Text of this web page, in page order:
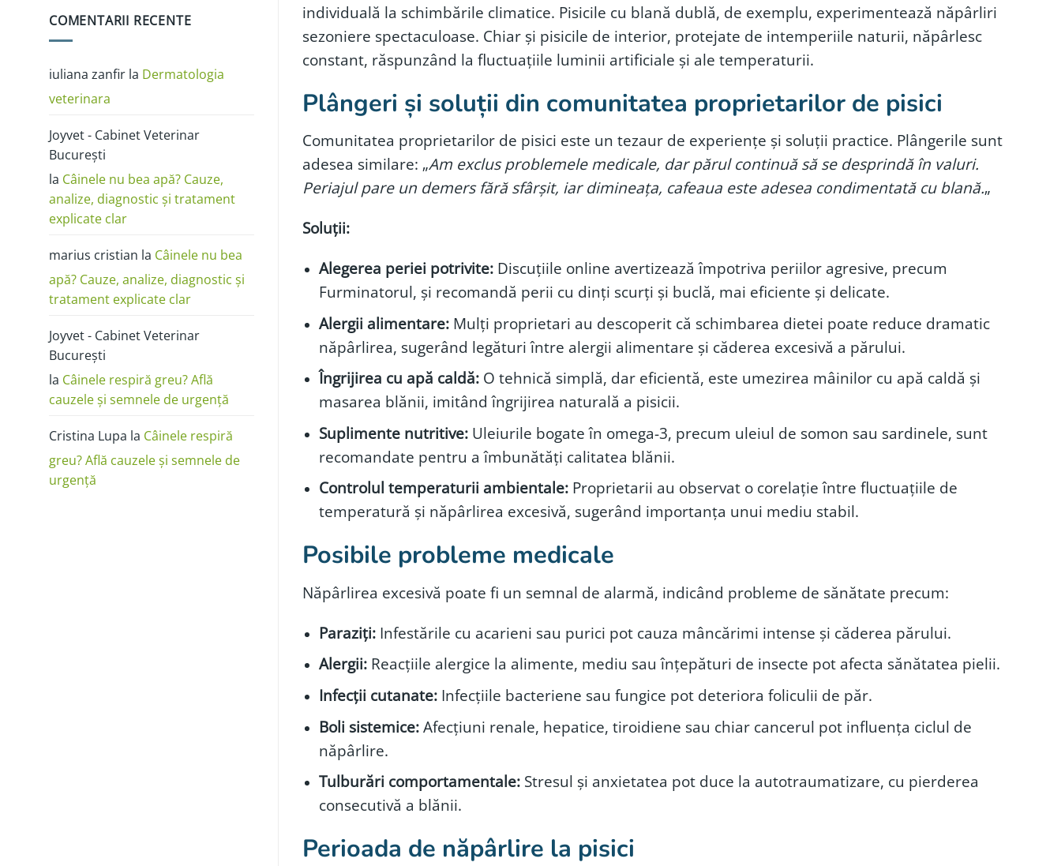
(FAVN):
ghid
Râia
cum
o
de
dermatită
COMENTARII RECENTE
iuliana zanfir la Dermatologia
veterinara
Joyvet - Cabinet Veterinar
București
la Câinele nu bea apă? Cauze,
analize, diagnostic și tratament
explicate clar
marius cristian la Câinele nu bea
apă? Cauze, analize, diagnostic și
tratament explicate clar
Joyvet - Cabinet Veterinar
București
la Câinele respiră greu? Află
cauzele și semnele de urgență
Cristina Lupa la Câinele respiră
greu? Află cauzele și semnele de
urgență
individuală la schimbările climatice. Pisicile cu blană dublă, de exemplu, experimentează năpârliri
sezoniere spectaculoase. Chiar și pisicile de interior, protejate de intemperiile naturii, năpârlesc
constant, răspunzând la fluctuațiile luminii artificiale și ale temperaturii.
Plângeri și soluții din comunitatea proprietarilor de pisici
Comunitatea proprietarilor de pisici este un tezaur de experiențe și soluții practice. Plângerile sunt
adesea similare: „Am exclus problemele medicale, dar părul continuă să se desprindă în valuri.
Periajul pare un demers fără sfârșit, iar dimineața, cafeaua este adesea condimentată cu blană.„
Soluții:
Alegerea periei potrivite:Discuțiile online avertizează împotriva periilor agresive, precum
Furminatorul, și recomandă perii cu dinți scurți și buclă, mai eficiente și delicate.
Alergii alimentare:Mulți proprietari au descoperit că schimbarea dietei poate reduce dramatic
năpârlirea, sugerând legături între alergii alimentare și căderea excesivă a părului.
Îngrijirea cu apă caldă:O tehnică simplă, dar eficientă, este umezirea mâinilor cu apă caldă și
masarea blănii, imitând îngrijirea naturală a pisicii.
Suplimente nutritive:Uleiurile bogate în omega-3, precum uleiul de somon sau sardinele, sunt
recomandate pentru a îmbunătăți calitatea blănii.
Controlul temperaturii ambientale:Proprietarii au observat o corelație între fluctuațiile de
temperatură și năpârlirea excesivă, sugerând importanța unui mediu stabil.
Posibile probleme medicale
Năpârlirea excesivă poate fi un semnal de alarmă, indicând probleme de sănătate precum:
Paraziți:Infestările cu acarieni sau purici pot cauza mâncărimi intense și căderea părului.
Alergii:Reacțiile alergice la alimente, mediu sau înțepături de insecte pot afecta sănătatea pielii.
Infecții cutanate:Infecțiile bacteriene sau fungice pot deteriora foliculii de păr.
Boli sistemice:Afecțiuni renale, hepatice, tiroidiene sau chiar cancerul pot influența ciclul de
năpârlire.
Tulburări comportamentale:Stresul și anxietatea pot duce la autotraumatizare, cu pierderea
consecutivă a blănii.
Perioada de năpârlire la pisici